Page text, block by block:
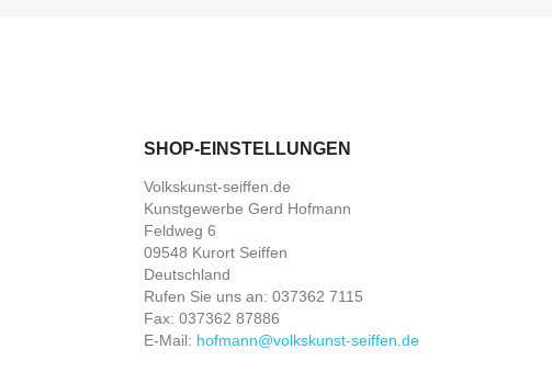
SHOP-EINSTELLUNGEN
Volkskunst-seiffen.de
Kunstgewerbe Gerd Hofmann
Feldweg 6
09548 Kurort Seiffen
Deutschland
Rufen Sie uns an: 037362 7115
Fax: 037362 87886
E-Mail: hofmann@volkskunst-seiffen.de